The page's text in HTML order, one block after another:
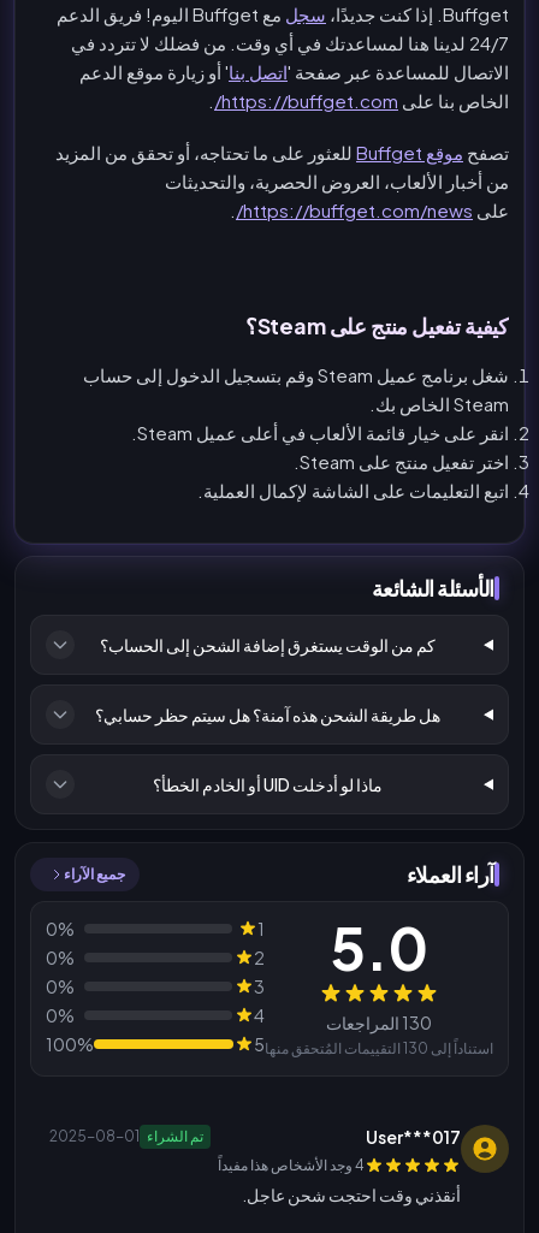
Buffget. إذا كنت جديدًا،
سجل
مع Buffget اليوم! فريق الدعم
24/7 لدينا هنا لمساعدتك في أي وقت. من فضلك لا تتردد في
الاتصال للمساعدة عبر صفحة 'اتصل بنا' أو زيارة موقع الدعم
الخاص بنا على https://buffget.com/
تصفح موقع Buffget
للعثور على ما تحتاجه، أو تحقق من المزيد
من أخبار الألعاب، العروض الحصرية، والتحديثات
على https://buffget.com/news/
كيفية تفعيل منتج على Steam؟
شغل برنامج عميل Steam وقم بتسجيل الدخول إلى حساب
Steam الخاص بك.
انقر على خيار قائمة الألعاب في أعلى عميل Steam.
اختر تفعيل منتج على Steam.
اتبع التعليمات على الشاشة لإكمال العملية.
الأسئلة الشائعة
كم من الوقت يستغرق إضافة الشحن إلى الحساب؟
هل طريقة الشحن هذه آمنة؟ هل سيتم حظر حسابي؟
ماذا لو أدخلت UID أو الخادم الخطأ؟
آراء العملاء جميع الآراء
المراجعات
5.0
130 المراجعات
استناداً إلى 130 التقييمات المُتحقق منها
1
0%
2
0%
3
0%
4
0%
5
100%
User***017 تم الشراء 2025-08-01
4 وجد الأشخاص هذا مفيداً
أنقذني وقت احتجت شحن عاجل.